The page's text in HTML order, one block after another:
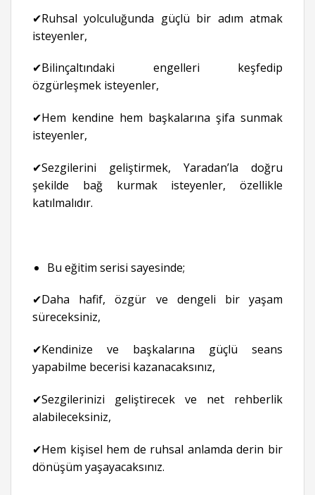
✔Ruhsal yolculuğunda güçlü bir adım atmak
isteyenler,
✔Bilinçaltındaki engelleri keşfedip
özgürleşmek isteyenler,
✔Hem kendine hem başkalarına şifa sunmak
isteyenler,
✔Sezgilerini geliştirmek, Yaradan’la doğru
şekilde bağ kurmak isteyenler, özellikle
katılmalıdır.
Bu eğitim serisi sayesinde;
✔Daha hafif, özgür ve dengeli bir yaşam
süreceksiniz,
✔Kendinize ve başkalarına güçlü seans
yapabilme becerisi kazanacaksınız,
✔Sezgilerinizi geliştirecek ve net rehberlik
alabileceksiniz,
✔Hem kişisel hem de ruhsal anlamda derin bir
dönüşüm yaşayacaksınız.